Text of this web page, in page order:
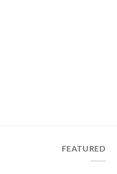
FEATURED